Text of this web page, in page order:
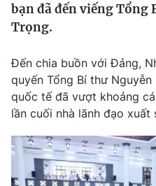
Thế giới
Thế giới đó đây
Câu chuyện quốc tế
Kinh tế
Tài chính
Thị trường
Góc doanh nghiệp
Dữ liệu và đời sống
Truyền hình
Phim VTV
Giải trí
bạn đã đến viếng Tổng
Trọng.
Đến chia buồn với Đảng,
quyến Tổng Bí thư
quốc tế đã vượt khoảng
lần cuối nhà lãnh đạo xuất